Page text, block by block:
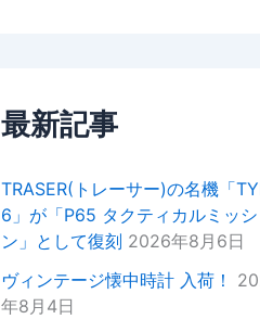
正美堂スタッフ
セイコーのオートクォーツ 褒め
てもらえた！
オーナーからの返信
k様
この度は嬉しい評価をいただき
にありがとうございます。
YouTubeの動画もご覧いただい
ているとのことで、スタッフ一
大変嬉しい気持ちでございます。
最新記事
TRASER(トレーサー)の名機「
6」が「P65 タクティカルミッシ
ン」として復刻 2026年8月6日
ヴィンテージ懐中時計 入荷！
年8月4日